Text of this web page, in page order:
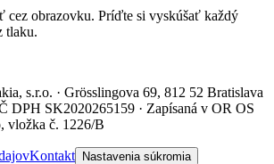
cez obrazovku. Príďte si vyskúšať každý
tlaku.
s.r.o. · Grösslingova 69, 812 52 Bratislava
DPH SK2020265159 · Zapísaná v OR OS
vložka č. 1226/B
Kontakt Nastavenia súkromia